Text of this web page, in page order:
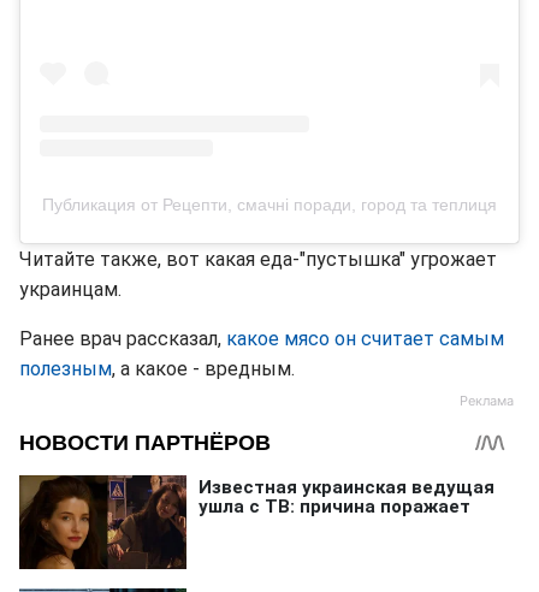
Публикация от Рецепти, смачні поради, город та теплиця
Читайте также, вот какая еда-"пустышка" угрожает
украинцам.
Ранее врач рассказал, какое мясо он считает самым
полезным, а какое - вредным.